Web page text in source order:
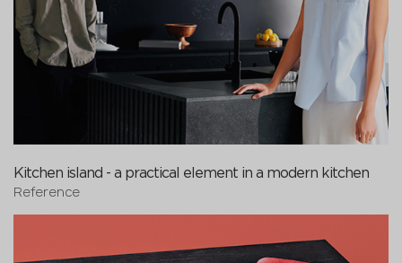
Kitchen island - a practical element in a modern kitchen
Reference